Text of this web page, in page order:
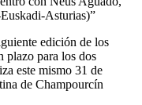
Asturias)”
edición de los
plazo para los dos
este mismo 31 de
de Champourcín